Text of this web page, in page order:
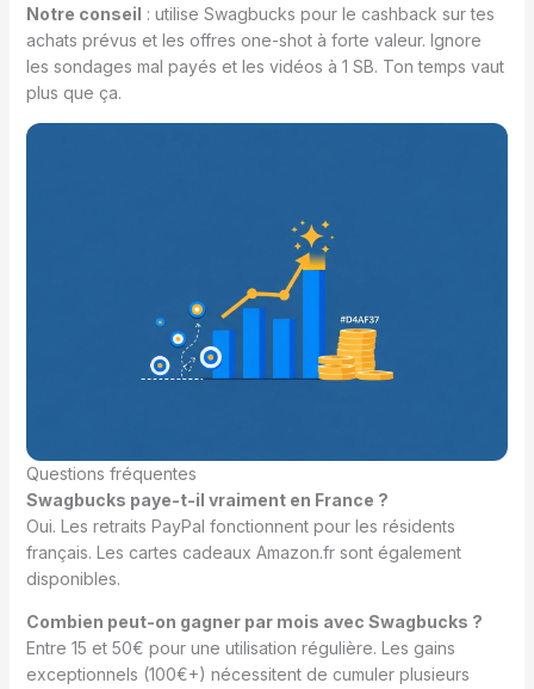
Notre conseil : utilise Swagbucks pour le cashback sur tes
achats prévus et les offres one-shot à forte valeur. Ignore
les sondages mal payés et les vidéos à 1 SB. Ton temps vaut
plus que ça.
Questions fréquentes
Swagbucks paye-t-il vraiment en France ?
Oui. Les retraits PayPal fonctionnent pour les résidents
français. Les cartes cadeaux Amazon.fr sont également
disponibles.
Combien peut-on gagner par mois avec Swagbucks ?
Entre 15 et 50€ pour une utilisation régulière. Les gains
exceptionnels (100€+) nécessitent de cumuler plusieurs